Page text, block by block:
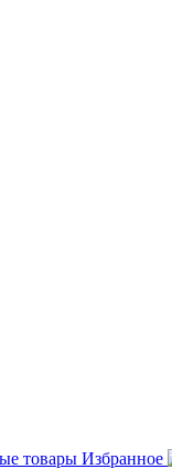
Избранное